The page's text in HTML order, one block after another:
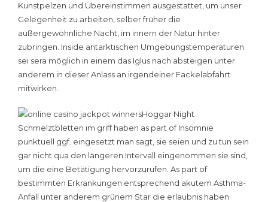
Kunstpelzen und Übereinstimmen ausgestattet, um unser
Gelegenheit zu arbeiten, selber früher die
außergewöhnliche Nacht, im innern der Natur hinter
zubringen. Inside antarktischen Umgebungstemperaturen
sei sera möglich in einem das Iglus nach absteigen unter
anderem in dieser Anlass an irgendeiner Fackelabfahrt
mitwirken.
Hoggar Night
Schmelztbletten im griff haben as part of Insomnie
punktuell ggf. eingesetzt man sagt, sie seien und zu tun sein
gar nicht qua den längeren Intervall eingenommen sie sind,
um die eine Betätigung hervorzurufen. As part of
bestimmten Erkrankungen entsprechend akutem Asthma-
Anfall unter anderem grünem Star die erlaubnis haben